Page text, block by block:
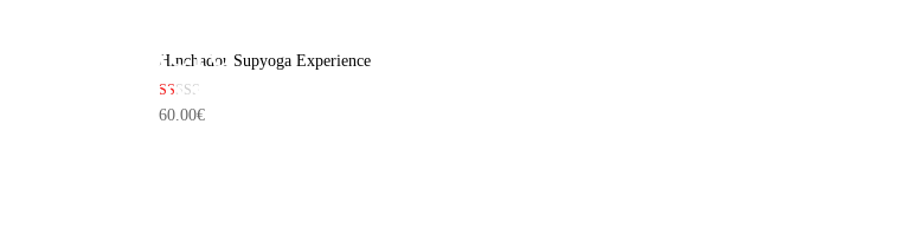
CONTACTO
TIENDA
Hinchador Supyoga Experience
Valorado
en
60.00€